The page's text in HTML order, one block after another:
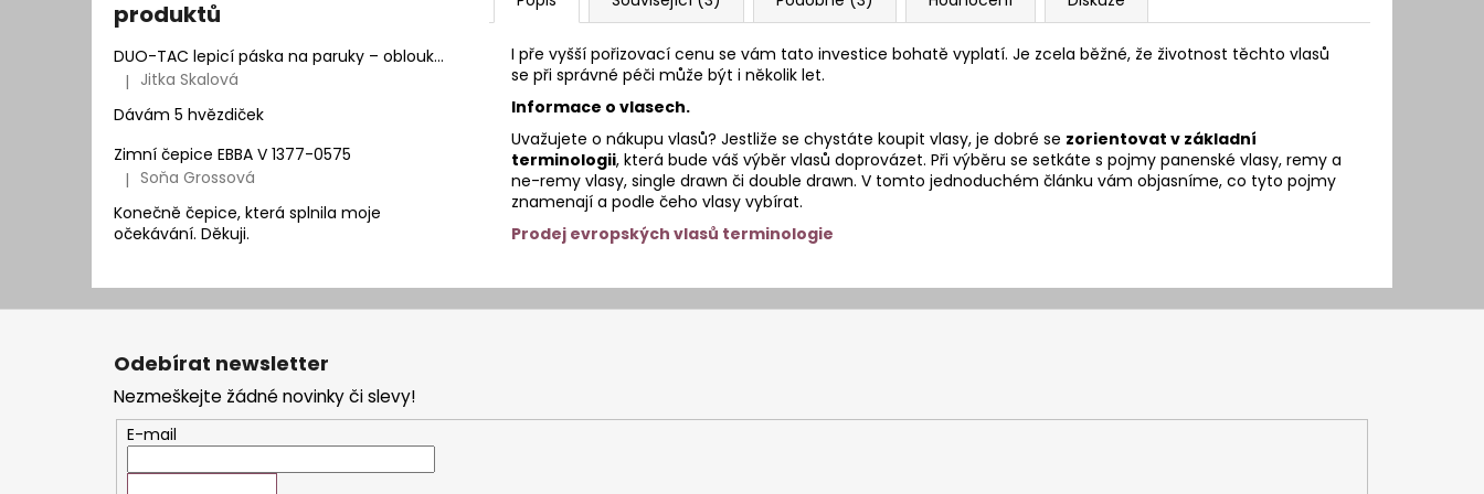
produktů
DUO-TAC lepicí páska na paruky – oblouk | Natur Hair
Hodnocení produktu je 5 z 5 hvězdiček.
| Jitka Skalová
Dávám 5 hvězdiček
Zimní čepice EBBA V 1377-0575
Hodnocení produktu je 5 z 5 hvězdiček.
| Soňa Grossová
Konečně čepice, která splnila moje
očekávání. Děkuji.
I pře vyšší pořizovací cenu se vám tato investice bohatě vyplatí. Je zcela běžné, že životnost těchto vlasů
se při správné péči může být i několik let.
Informace o vlasech.
Uvažujete o nákupu vlasů? Jestliže se chystáte koupit vlasy, je dobré se zorientovat v základní
terminologii, která bude váš výběr vlasů doprovázet. Při výběru se setkáte s pojmy panenské vlasy, remy a
ne-remy vlasy, single drawn či double drawn. V tomto jednoduchém článku vám objasníme, co tyto pojmy
znamenají a podle čeho vlasy vybírat.
Prodej evropských vlasů terminologie
Z
Odebírat newsletter
Nezmeškejte žádné novinky či slevy!
E-mail